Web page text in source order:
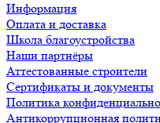
Информация
Оплата и доставка
Школа благоустройства
Наши партнёры
Аттестованные строители
Сертификаты и документы
Политика
Антикоррупционная